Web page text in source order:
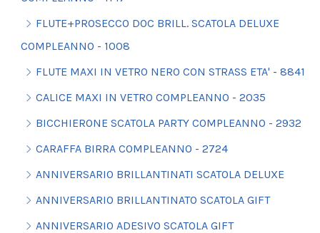
FLUTE+PROSECCO DOC BRILL. SCATOLA DELUXE
COMPLEANNO - 1008
FLUTE MAXI IN VETRO NERO CON STRASS ETA' - 8841
CALICE MAXI IN VETRO COMPLEANNO - 2035
BICCHIERONE SCATOLA PARTY COMPLEANNO - 2932
CARAFFA BIRRA COMPLEANNO - 2724
ANNIVERSARIO BRILLANTINATI SCATOLA DELUXE
ANNIVERSARIO BRILLANTINATO SCATOLA GIFT
ANNIVERSARIO ADESIVO SCATOLA GIFT